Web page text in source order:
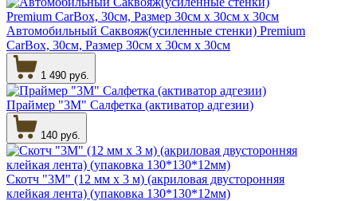
Автомобильный Саквояж(усиленные стенки) Premium
CarBox, 30см, Размер 30см х 30см х 30см
1 490 руб.
Праймер "3М" Салфетка (активатор адгезии)
140 руб.
Скотч "3М" (12 мм х 3 м) (акриловая двусторонняя
клейкая лента) (упаковка 130*130*12мм)